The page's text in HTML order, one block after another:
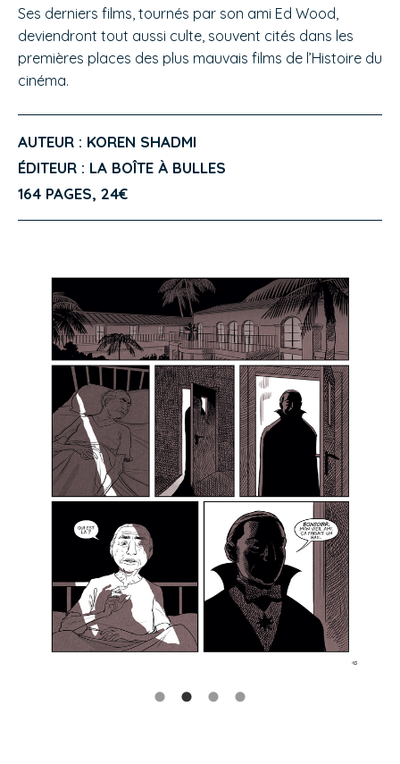
Ses derniers films, tournés par son ami Ed Wood,
deviendront tout aussi culte, souvent cités dans les
premières places des plus mauvais films de l’Histoire du
cinéma.
AUTEUR : KOREN SHADMI
ÉDITEUR : LA BOÎTE À BULLES
164 PAGES, 24€